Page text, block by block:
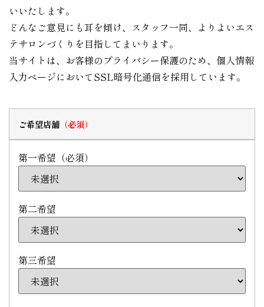
いいたします。
どんなご意見にも耳を傾け、スタッフ一同、よりよいエス
テサロンづくりを目指してまいります。
当サイトは、お客様のプライバシー保護のため、個人情報
入力ページにおいてSSL暗号化通信を採用しています。
ご希望店舗
第一希望（必須）
第二希望
第三希望